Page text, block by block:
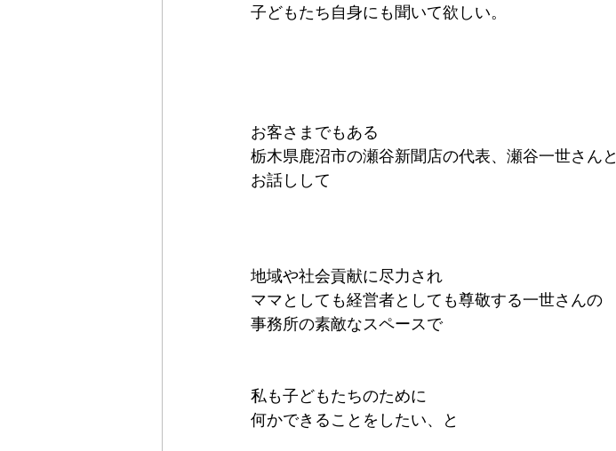
子どもたち自身にも聞いて欲しい。
お客さまでもある
栃木県鹿沼市の瀬谷新聞店の代表、瀬谷一世さんと
お話しして
地域や社会貢献に尽力され
ママとしても経営者としても尊敬する一世さんの
事務所の素敵なスペースで
私も子どもたちのために
何かできることをしたい、と